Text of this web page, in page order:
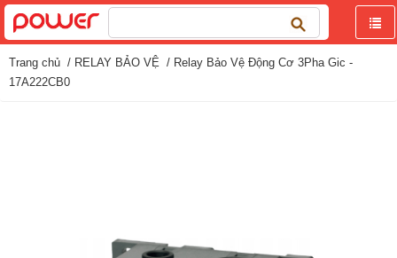
Tìm
kiếm
cho:
Trang chủ / RELAY BẢO VỆ / Relay Bảo Vệ Động Cơ 3Pha Gic -
17A222CB0